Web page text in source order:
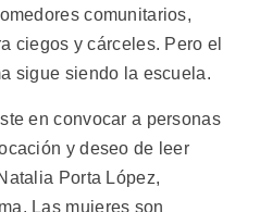
comunitarios,
ciegos y cárceles. Pero el
sigue siendo la escuela.
en convocar a personas
y deseo de leer
Porta López,
Las mujeres son